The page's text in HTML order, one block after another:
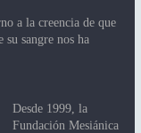
a la creencia de que
sangre nos ha
Desde 1999, la
Fundación Mesiánica